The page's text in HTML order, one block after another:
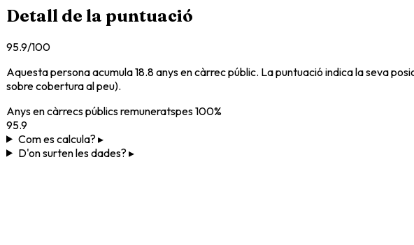
Detall de la puntuació
95.9/100
Aquesta persona acumula18.8anys en càrrec públic. La puntuació indica la seva
sobre cobertura al peu).
Anys en càrrecs públics remuneratspes100%
95.9
Com es calcula? ▸
D'on surten les dades? ▸